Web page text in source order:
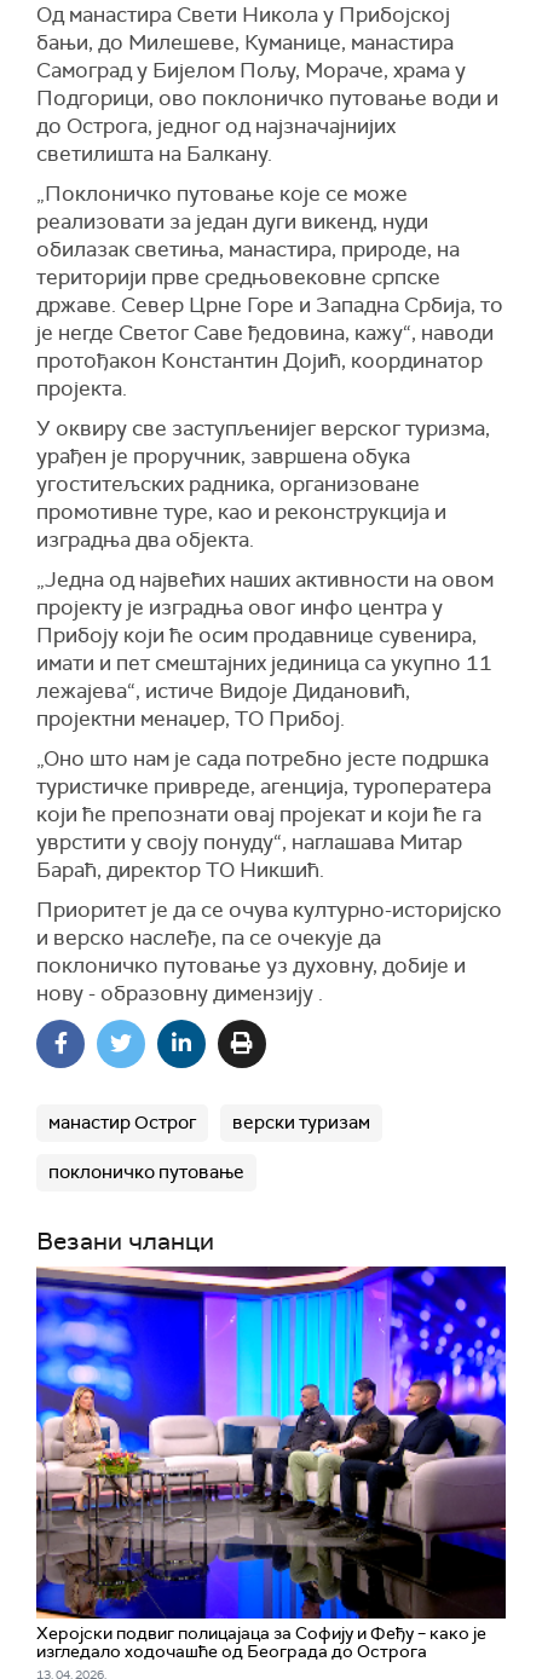
Од манастира Свети Никола у Прибојској
бањи, до Милешеве, Куманице, манастира
Самоград у Бијелом Пољу, Мораче, храма у
Подгорици, ово поклоничко путовање води и
до Острога, једног од најзначајнијих
светилишта на Балкану.
„Поклоничко путовање које се може
реализовати за један дуги викенд, нуди
обилазак светиња, манастира, природе, на
територији прве средњовековне српске
државе. Север Црне Горе и Западна Србија, то
је негде Светог Саве ђедовина, кажу“, наводи
протођакон Константин Дојић, координатор
пројекта.
У оквиру све заступљенијег верског туризма,
урађен је проручник, завршена обука
угоститељских радника, организоване
промотивне туре, као и реконструкција и
изградња два објекта.
„Једна од највећих наших активности на овом
пројекту је изградња овог инфо центра у
Прибоју који ће осим продавнице сувенира,
имати и пет смештајних јединица са укупно 11
лежајева“, истиче Видоје Дидановић,
пројектни менаџер, ТО Прибој.
„Оно што нам је сада потребно јесте подршка
туристичке привреде, агенција, туроператера
који ће препознати овај пројекат и који ће га
уврстити у своју понуду“, наглашава Митар
Бараћ, директор ТО Никшић.
Приоритет је да се очува културно-историјско
и верско наслеђе, па се очекује да
поклоничко путовање уз духовну, добије и
нову - образовну димензију .
манастир Острог верски туризам
поклоничко путовање
Везани чланци
Херојски подвиг полицајаца за Софију и Феђу – како је
изгледало ходочашће од Београда до Острога
13. 04. 2026.